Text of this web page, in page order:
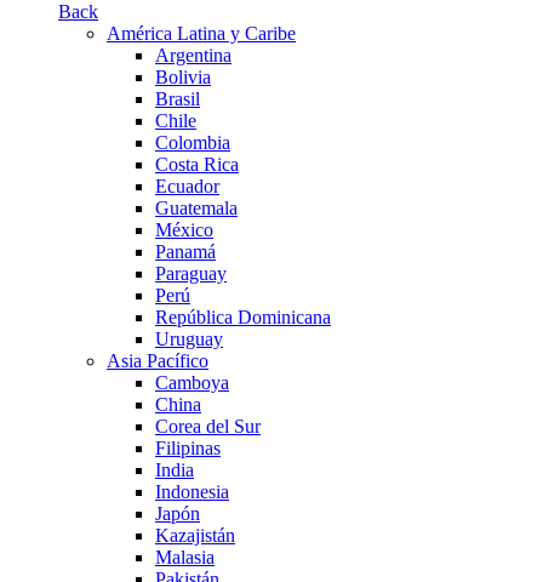
Back
América Latina y Caribe
Argentina
Bolivia
Brasil
Chile
Colombia
Costa Rica
Ecuador
Guatemala
México
Panamá
Paraguay
Perú
República Dominicana
Uruguay
Asia Pacífico
Camboya
China
Corea del Sur
Filipinas
India
Indonesia
Japón
Kazajistán
Malasia